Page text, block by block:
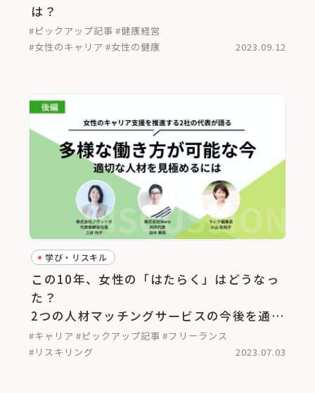
は？
#ピックアップ記事 #健康経営
#女性のキャリア #女性の健康 2023.09.12
学び・リスキル
この10年、女性の「はたらく」はどうなっ
た？
2つの人材マッチングサービスの今後を通し
て考える＜後編＞
#キャリア #ピックアップ記事 #フリーランス
#リスキリング
2023.07.03